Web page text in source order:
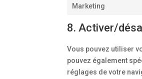
Marketing
8. Activer/
Vous pouvez utiliser
pouvez également
réglages de votre